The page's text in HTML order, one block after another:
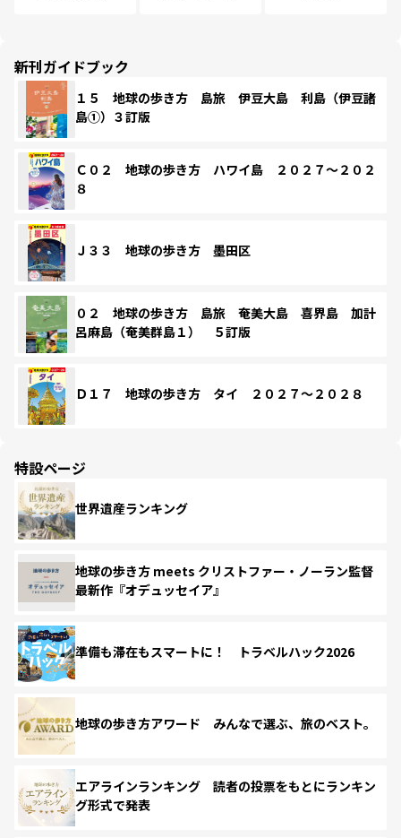
新刊ガイドブック
１５ 地球の歩き方 島旅 伊豆大島 利島（伊豆諸
島①）３訂版
Ｃ０２ 地球の歩き方 ハワイ島 ２０２７～２０２
８
Ｊ３３ 地球の歩き方 墨田区
０２ 地球の歩き方 島旅 奄美大島 喜界島 加計
呂麻島（奄美群島１） ５訂版
Ｄ１７ 地球の歩き方 タイ ２０２７～２０２８
特設ページ
世界遺産ランキング
地球の歩き方 meets クリストファー・ノーラン監督
最新作『オデュッセイア』
準備も滞在もスマートに！ トラベルハック2026
地球の歩き方アワード みんなで選ぶ、旅のベスト。
エアラインランキング 読者の投票をもとにランキン
グ形式で発表